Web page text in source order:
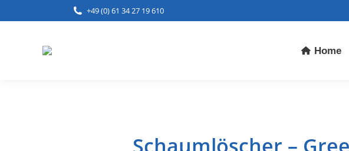
+49 (0) 61 34 27 19 610
Home
Home Leistungen